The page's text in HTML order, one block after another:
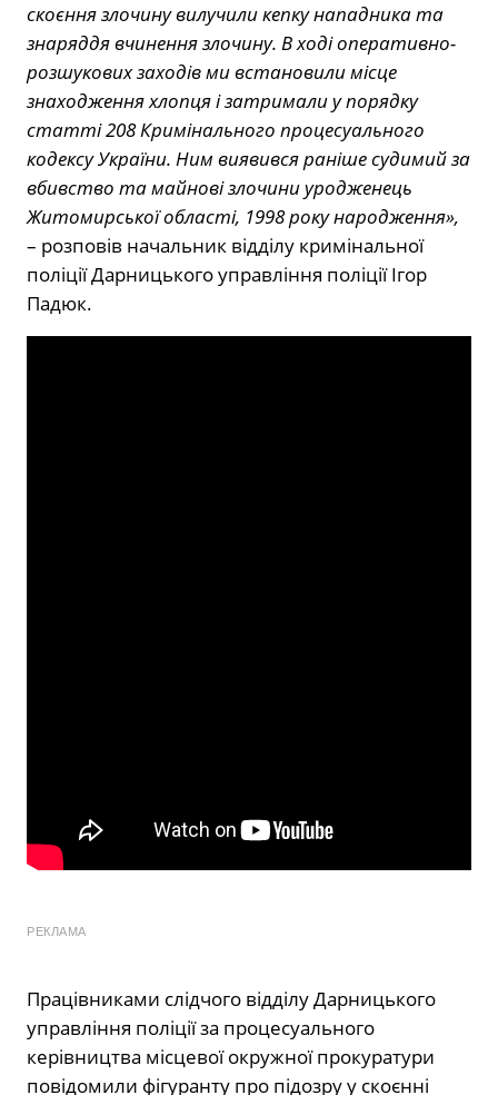
скоєння злочину вилучили кепку нападника та
знаряддя вчинення злочину. В ході оперативно-
розшукових заходів ми встановили місце
знаходження хлопця і затримали у порядку
статті 208 Кримінального процесуального
кодексу України. Ним виявився раніше судимий за
вбивство та майнові злочини уродженець
Житомирської області, 1998 року народження»,
– розповів начальник відділу кримінальної
поліції Дарницького управління поліції Ігор
Падюк.
РЕКЛАМА
Працівниками слідчого відділу Дарницького
управління поліції за процесуального
керівництва місцевої окружної прокуратури
повідомили фігуранту про підозру у скоєнні